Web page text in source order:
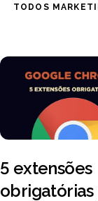
TODOS
5 extensões
obrigatórias